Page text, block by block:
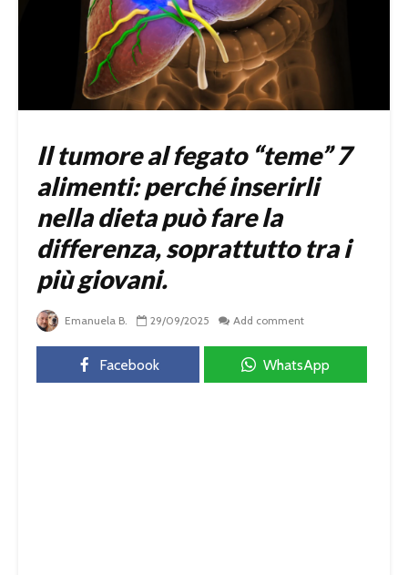
Il tumore al fegato “teme” 7
alimenti: perché inserirli
nella dieta può fare la
differenza, soprattutto tra i
più giovani.
Emanuela B. 29/09/2025 Add comment
Facebook WhatsApp